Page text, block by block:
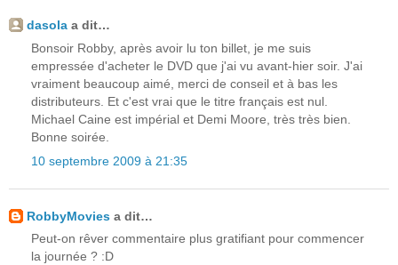
dasola a dit…
Bonsoir Robby, après avoir lu ton billet, je me suis
empressée d'acheter le DVD que j'ai vu avant-hier soir. J'ai
vraiment beaucoup aimé, merci de conseil et à bas les
distributeurs. Et c'est vrai que le titre français est nul.
Michael Caine est impérial et Demi Moore, très très bien.
Bonne soirée.
10 septembre 2009 à 21:35
RobbyMovies a dit…
Peut-on rêver commentaire plus gratifiant pour commencer
la journée ? :D